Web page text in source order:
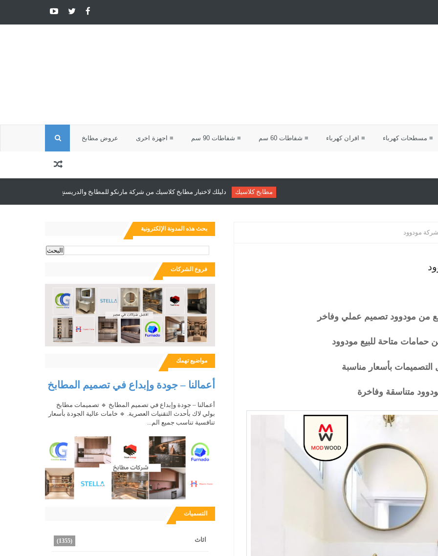
≡ مسطحات كهرباء ≡ افران كهرباء ≡ شفاطات 60 سم ≡ شفاطات 90 سم ≡ اجهزة اخرى عروض مطابخ ا
ل
ث
دليلك لاختيار مطابخ كلاسيك من شركة مارنكو للمطابخ والدريسنج روم مطابخ كلاسيك
مودوود
من مودوود تصميم عملي وفاخر
حمامات متاحة للبيع مودوود
بأسعار مناسبة
متناسقة وفاخرة
بحث هذه المدونة الإلكترونية
فروع الشركات
مواضيع تهمك
أعمالنا – جودة وإبداع في تصميم المطابخ
أعمالنا – جودة وإبداع في تصميم المطابخ 🔹 تصميمات مطابخ
بولي لاك بأحدث التقنيات العصرية. 🔹 خامات عالية الجودة بأسعار
تنافسية تناسب جميع الم...
التسميات
اثاث (1355)